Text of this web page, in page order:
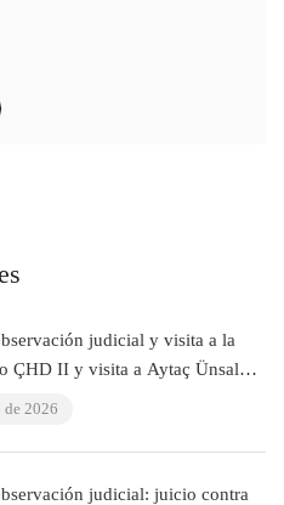
judicial y visita a la
ÇHD II y visita a Aytaç Ünsal
de 2026
judicial: juicio contra